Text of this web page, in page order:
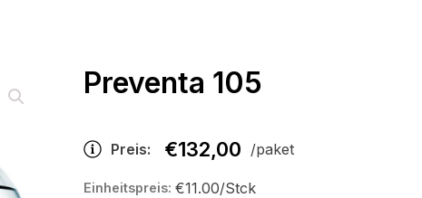
Preventa 105
Preis: €132,00 /paket
Einheitspreis: €11.00/Stck